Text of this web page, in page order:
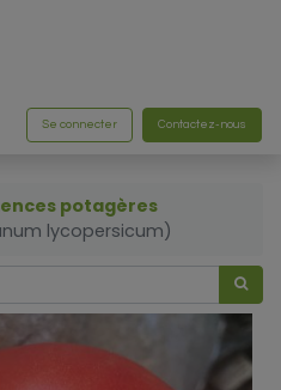
Se connecter Contactez-nous
potagères
lycopersicum)